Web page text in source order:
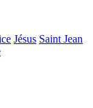
Jésus Saint Jean